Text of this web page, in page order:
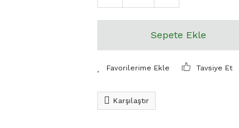
Sepete Ekle
Tavsiye Et
Karşılaştır